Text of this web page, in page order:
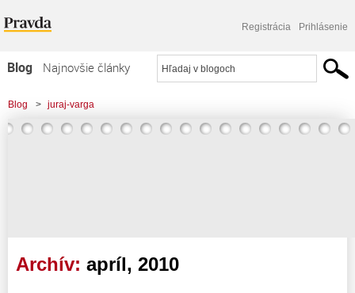
Registrácia Prihlásenie
Blog
Najnovšie články
Najčítanejšie články
Najkomentovanejšie články
Blog > juraj-varga
Archív: apríl, 2010